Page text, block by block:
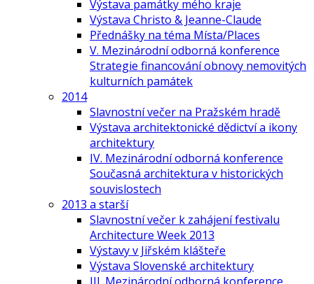
Výstava památky mého kraje
Výstava Christo & Jeanne-Claude
Přednášky na téma Místa/Places
V. Mezinárodní odborná konference
Strategie financování obnovy nemovitých
kulturních památek
2014
Slavnostní večer na Pražském hradě
Výstava architektonické dědictví a ikony
architektury
IV. Mezinárodní odborná konference
Současná architektura v historických
souvislostech
2013 a starší
Slavnostní večer k zahájení festivalu
Architecture Week 2013
Výstavy v Jiřském klášteře
Výstava Slovenské architektury